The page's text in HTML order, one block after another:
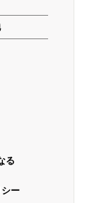
る
ー